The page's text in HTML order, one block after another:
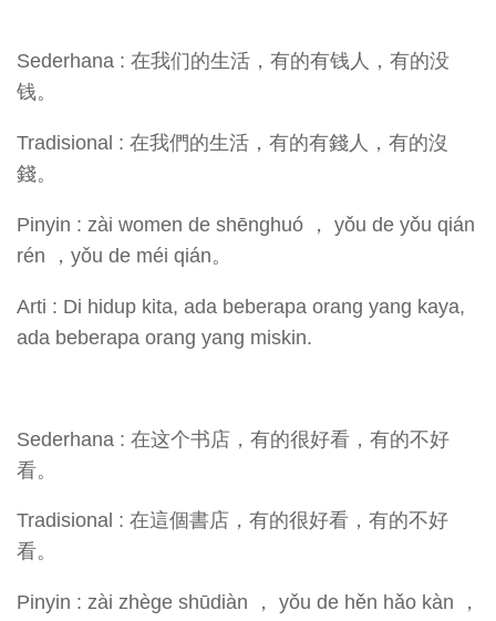
Sederhana : 在我们的生活，有的有钱人，有的没
钱。
Tradisional : 在我們的生活，有的有錢人，有的沒
錢。
Pinyin : zài women de shēnghuó ， yǒu de yǒu qián
rén ，yǒu de méi qián。
Arti : Di hidup kita, ada beberapa orang yang kaya,
ada beberapa orang yang miskin.
Sederhana : 在这个书店，有的很好看，有的不好
看。
Tradisional : 在這個書店，有的很好看，有的不好
看。
Pinyin : zài zhège shūdiàn ， yǒu de hěn hǎo kàn ，